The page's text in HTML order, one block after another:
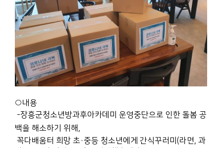
○내용
-장흥군청소년방과후아카데미 운영중단으로 인한 돌봄 공
백을 해소하기 위해,
꼭다배움터 희망 초·중등 청소년에게 간식꾸러미(라면, 과